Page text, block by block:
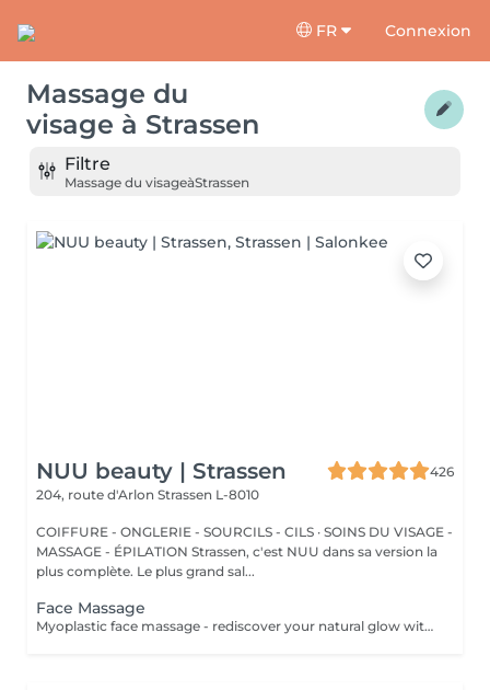
FR Connexion
Massage du
visage à Strassen
Filtre
Massage du visageàStrassen
NUU beauty | Strassen
426
204, route d'Arlon Strassen L-8010
COIFFURE - ONGLERIE - SOURCILS - CILS · SOINS DU VISAGE -
MASSAGE - ÉPILATION Strassen, c'est NUU dans sa version la
plus complète. Le plus grand sal...
Face Massage
Myoplastic face massage - rediscover your natural glow with the deeply rejuvenating myoplastic face massage. This unique technique works not only on the surface of your skin but also on the deeper layers of muscles and fascia. Through precise, sculpting movements, it releases tension, improves circulation, and restores elasticity. The result? A lifted, defined, and radiant look that feels as refreshing as it appears. Every session is like a reset for your face leaving you looking youthful, relaxed, and glowing with vitality. Buccal face massage - is one of the most exclusive beauty treatments loved by celebrities worldwide. Performed both outside and inside the mouth, it targets the deepest facial muscles that are rarely activated. This powerful technique relieves jaw tension, sculpts cheekbones, plumps lips naturally, and improves lymphatic drainage. The result is a beautifully contoured, youthful face with a radiant, healthy glow. After just one session, you'll feel lighter, fresher, and more confident. This is an experience that goes beyond beauty, reaching harmony and balance. Express face massage is designed for those who value their time while expecting visible, refined results. This 30-minute lifting massage focuses on precise muscle stimulation to restore facial tone, improve skin firmness, and redefine the natural facial contour. The treatment helps reduce visible signs of fatigue while stimulating microcirculation, allowing the skin to regain a fresh, radiant, and naturally healthy glow. Perfect as an additional boost to your body massage for complete relaxation and rejuvenation. Important: This treatment is available only as an add-on to any body massage and cannot be booked as a standalone service.